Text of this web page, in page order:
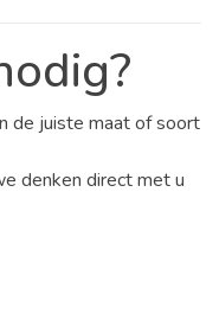
de juiste maat of soort
denken direct met u